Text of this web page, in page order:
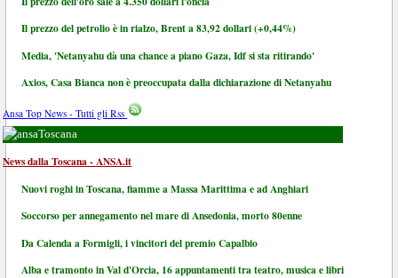
Il prezzo del petrolio è in rialzo, Brent a 83,92 dollari (+0,44%)
Media, 'Netanyahu dà una chance a piano Gaza, Idf si sta ritirando'
Axios, Casa Bianca non è preoccupata dalla dichiarazione di Netanyahu
Ansa Top News - Tutti gli Rss
Toscana
News dalla Toscana - ANSA.it
Nuovi roghi in Toscana, fiamme a Massa Marittima e ad Anghiari
Soccorso per annegamento nel mare di Ansedonia, morto 80enne
Da Calenda a Formigli, i vincitori del premio Capalbio
Alba e tramonto in Val d'Orcia, 16 appuntamenti tra teatro, musica e libri